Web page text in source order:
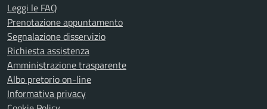
Leggi le FAQ
Prenotazione appuntamento
Segnalazione disservizio
Richiesta assistenza
Amministrazione trasparente
Albo pretorio on-line
Informativa privacy